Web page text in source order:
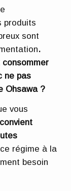
produits
sont
.
ne pas
Ohsawa ?
vous
régime à la
besoin